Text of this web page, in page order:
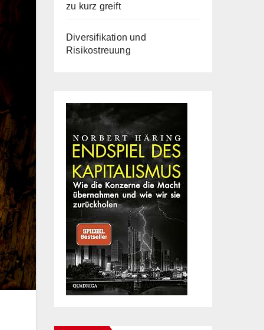
zu kurz greift
Diversifikation und
Risikostreuung